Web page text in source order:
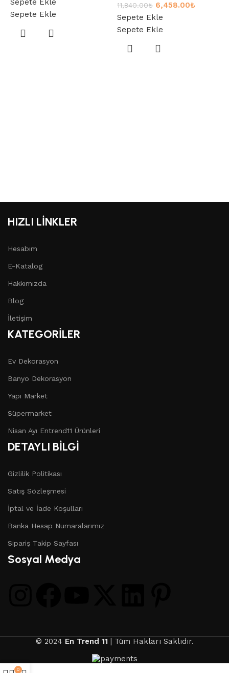
Sepete Ekle
Sepete Ekle
11,840.00₺ 6,458.00₺
Sepete Ekle
Sepete Ekle
HIZLI LİNKLER
Hesabım
E-Katalog
Hakkımızda
Blog
İletişim
KATEGORİLER
Ev Dekorasyon
Banyo Dekorasyon
Yapı Market
Süpermarket
Nisan Ayı Entrend11 Ürünleri
DETAYLI BİLGİ
Gizlilik Politikası
Satış Sözleşmesi
İptal ve İade Koşulları
Banka Hesap Numaralarımız
Sipariş Takip Sayfası
Sosyal Medya
© 2024 En Trend 11 | Tüm Hakları Saklıdır.
0